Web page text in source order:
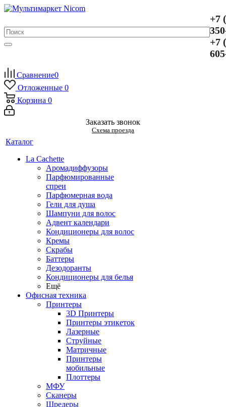
+7
+7
Сравнение0
Отложенные 0
Корзина 0
Заказать звонок
Схема проезда
Каталог
La Cachette
Аромадиффузоры
Парфюмированные
спреи
Парфюмерная вода
Гели для душа
Шампуни для волос
Адвент календари
Кондиционеры для волос
Кремы
Скрабы
Баттеры
Дезодоранты
Кондиционеры для белья
Ещё
Офисная техника
Принтеры
3D Принтеры
Принтеры этикеток
Лазерные
Струйные
Матричные
Принтеры
мобильные
Плоттеры
МФУ
Сканеры
Шредеры